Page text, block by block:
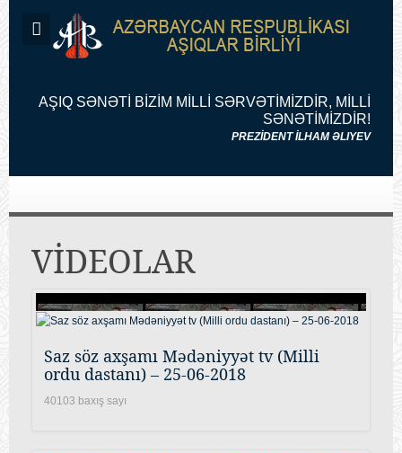
AŞIQ SƏNƏTİ BİZİM MİLLİ SƏRVƏTİMİZDİR, MİLLİ
SƏNƏTİMİZDİR!
PREZİDENT İLHAM ƏLIYEV
VİDEOLAR
Saz söz axşamı Mədəniyyət tv (Milli
ordu dastanı) – 25-06-2018
40103 baxış sayı